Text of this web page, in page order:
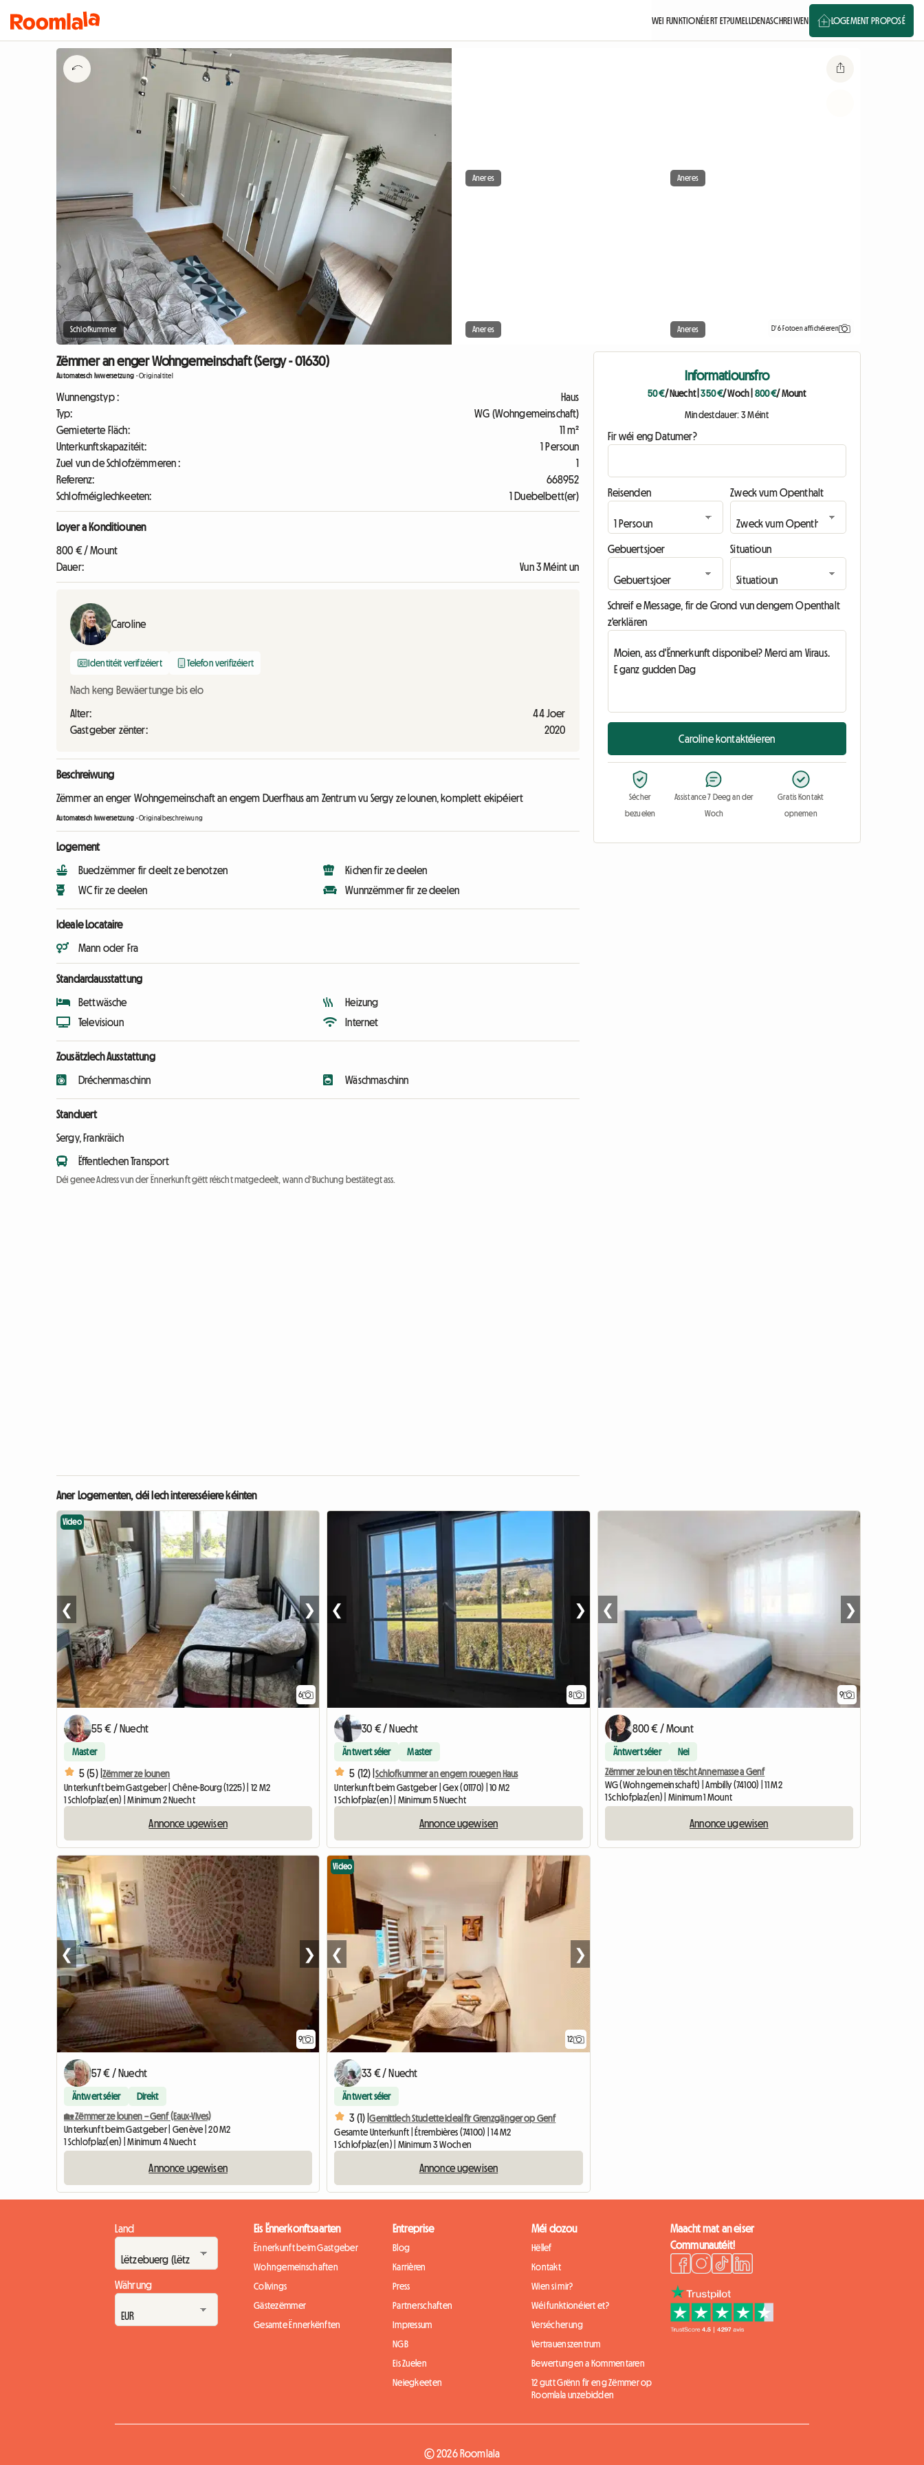
WEI FUNKTIONÉIERT ET?UMELLDENASCHREIWEN LOGEMENT PROPOSÉ
Schlofkummer
Aneres Aneres
Aneres Aneres D'6 Fotoen affichéieren
Zëmmer an enger Wohngemeinschaft (Sergy - 01630)
Automatesch Iwwersetzung -Originaltitel
Wunnengstyp :
Haus
Typ:
WG (Wohngemeinschaft)
Gemieterte Fläch:
11 m²
Unterkunftskapazitéit:
1 Persoun
Zuel vun de Schlofzëmmeren :
1
Referenz:
668952
Schlofméiglechkeeten:
1 Duebelbett(er)
Loyer a Konditiounen
800 € / Mount
Dauer:
Vun 3 Méint un
Caroline
Identitéit verifizéiert Telefon verifizéiert
Nach keng Bewäertunge bis elo
Alter:
44 Joer
Gastgeber zënter:
2020
Beschreiwung
Zëmmer an enger Wohngemeinschaft an engem Duerfhaus am Zentrum vu Sergy ze lounen, komplett ekipéiert
Automatesch Iwwersetzung -Originalbeschreiwung
Logement
Buedzëmmer fir deelt ze benotzen
WC fir ze deelen
Kichen fir ze deelen
Wunnzëmmer fir ze deelen
Ideale Locataire
Mann oder Fra
Standardausstattung
Bettwäsche
Televisioun
Heizung
Internet
Zousätzlech Ausstattung
Dréchenmaschinn Wäschmaschinn
Standuert
Sergy, Frankräich
Ëffentlechen Transport
Déi genee Adress vun der Ënnerkunft gëtt réischt matgedeelt, wann d'Buchung bestätegt ass.
Informatiounsfro
50 €/ Nuecht|350 €/ Woch 800 €/ Mount
Mindestdauer: 3 Méint
Fir wéi eng Datumer?
Reisenden Zweck vum Openthalt
Gebuertsjoer Situatioun
Schreif e Message, fir de Grond vun dengem Openthalt
z'erklären
Caroline kontaktéieren
Sécher
bezuelen
Assistance 7 Deeg an der
Woch
Gratis Kontakt
opnemen
Aner Logementen, déi Iech interesséiere kéinten
6
Video
❮ ❯
55 € / Nuecht
Master
5 (5) |Zëmmer ze lounen
Unterkunft beim Gastgeber | Chêne-Bourg (1225) | 12 M2
1 Schlofplaz(en) | Minimum 2 Nuecht
Annonce ugewisen
8
❮ ❯
30 € / Nuecht
Äntwert séier Master
5 (12) | Schlofkummer an engem rouegen Haus
Unterkunft beim Gastgeber | Gex (01170) | 10 M2
1 Schlofplaz(en) | Minimum 5 Nuecht
Annonce ugewisen
9
❮ ❯
800 € / Mount
Äntwert séier Nei
Zëmmer ze lounen tëscht Annemasse a Genf
WG (Wohngemeinschaft) | Ambilly (74100) | 11 M2
1 Schlofplaz(en) | Minimum 1 Mount
Annonce ugewisen
9
❮ ❯
57 € / Nuecht
Äntwert séier Direkt
🏡 Zëmmer ze lounen – Genf (Eaux-Vives)
Unterkunft beim Gastgeber | Genève | 20 M2
1 Schlofplaz(en) | Minimum 4 Nuecht
Annonce ugewisen
12
Video
❮ ❯
33 € / Nuecht
Äntwert séier
3 (1) |Gemittlech Studette ideal fir Grenzgänger op Genf
Gesamte Unterkunft | Étrembières (74100) | 14 M2
1 Schlofplaz(en) | Minimum 3 Wochen
Annonce ugewisen
Land
Währung
Eis Ënnerkonftsaarten
Ënnerkunft beim Gastgeber
Wohngemeinschaften
Colivings
Gästezëmmer
Gesamte Ënnerkënften
Entreprise
Blog
Karrièren
Press
Partnerschaften
Impressum
NGB
Eis Zuelen
Neiegkeeten
Méi dozou
Hëllef
Kontakt
Wien si mir?
Wéi funktionéiert et?
Versécherung
Vertrauenszentrum
Bewertungen a Kommentaren
12 gutt Grënn fir eng Zëmmer op
Roomlala unzebidden
Maacht mat an eiser
Communautéit!
© 2026 Roomlala